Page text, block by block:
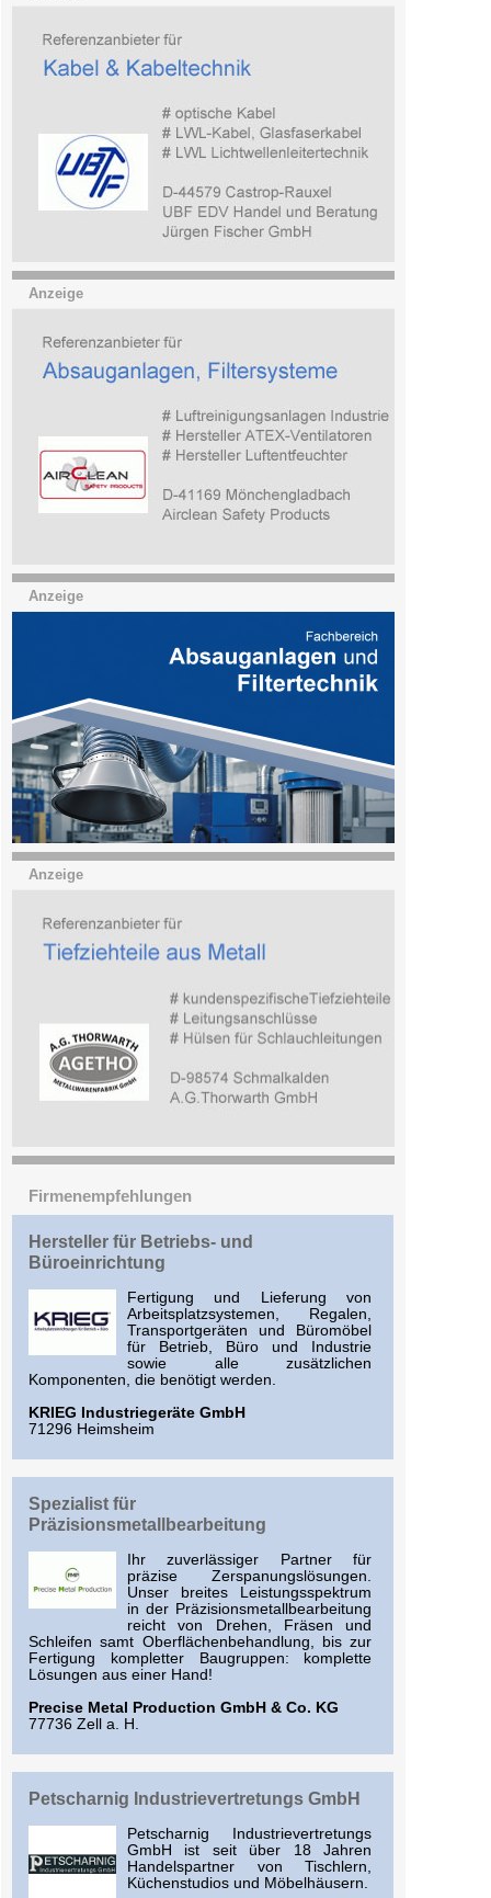
Anzeige
Anzeige
Anzeige
Firmenempfehlungen
Hersteller für Betriebs- und
Büroeinrichtung
Fertigung und Lieferung von
Arbeitsplatzsystemen, Regalen,
Transportgeräten und Büromöbel
für Betrieb, Büro und Industrie
sowie alle zusätzlichen
Komponenten, die benötigt werden.
KRIEG Industriegeräte GmbH
71296 Heimsheim
Spezialist für
Präzisionsmetallbearbeitung
Ihr zuverlässiger Partner für
präzise Zerspanungslösungen.
Unser breites Leistungsspektrum
in der Präzisionsmetallbearbeitung
reicht von Drehen, Fräsen und
Schleifen samt Oberflächenbehandlung, bis zur
Fertigung kompletter Baugruppen: komplette
Lösungen aus einer Hand!
Precise Metal Production GmbH & Co. KG
77736 Zell a. H.
Petscharnig Industrievertretungs GmbH
Petscharnig Industrievertretungs
GmbH ist seit über 18 Jahren
Handelspartner von Tischlern,
Küchenstudios und Möbelhäusern.